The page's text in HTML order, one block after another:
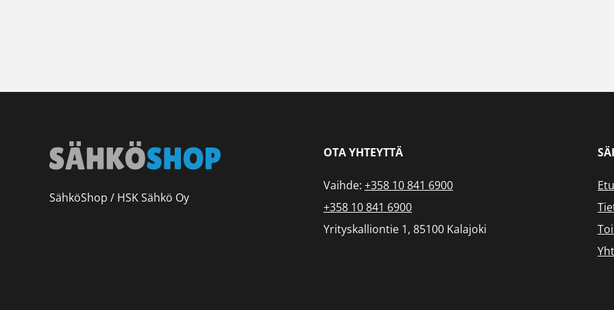
SähköShop / HSK Sähkö Oy
OTA YHTEYTTÄ
Vaihde: +358 10 841 6900
+358 10 841 6900
Yrityskalliontie 1, 85100 Kalajoki